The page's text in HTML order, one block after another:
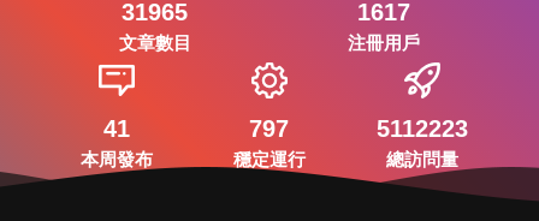
31965
文章數目
1617
注冊用戶
41
本周發布
797
穩定運行
5112223
總訪問量